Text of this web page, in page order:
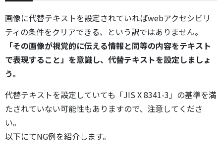
画像に代替テキストを設定されていればwebアクセシビリ
ティの条件をクリアできる、という訳ではありません。
「その画像が視覚的に伝える情報と同等の内容をテキスト
で表現すること」を意識し、代替テキストを設定しましょ
う。
代替テキストを設定していても「JIS X 8341-3」の基準を満
たされていない可能性もありますので、注意してくださ
い。
以下にてNG例を紹介します。